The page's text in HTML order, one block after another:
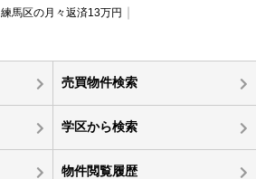
練馬区の月々返済13万円
売買物件検索
学区から検索
物件閲覧履歴